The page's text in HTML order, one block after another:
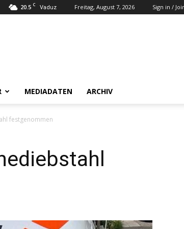
20.5 C Vaduz Freitag, August 7, 2026 Sign in /
MEDIADATEN ARCHIV
festgenommen